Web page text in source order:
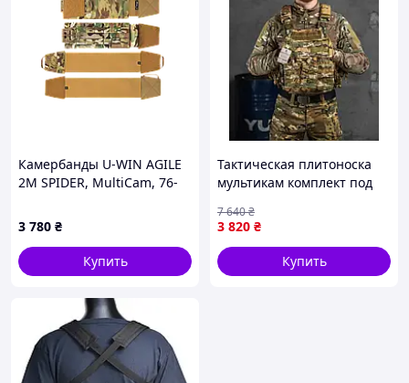
Камербанды U-WIN AGILE
2M SPIDER, MultiCam, 76-
3 780 ₴
Купить
Тактическая плитоноска
мультикам комплект под
плитоноска с армированой
нитью
3 820 ₴
7 640₴
Купить